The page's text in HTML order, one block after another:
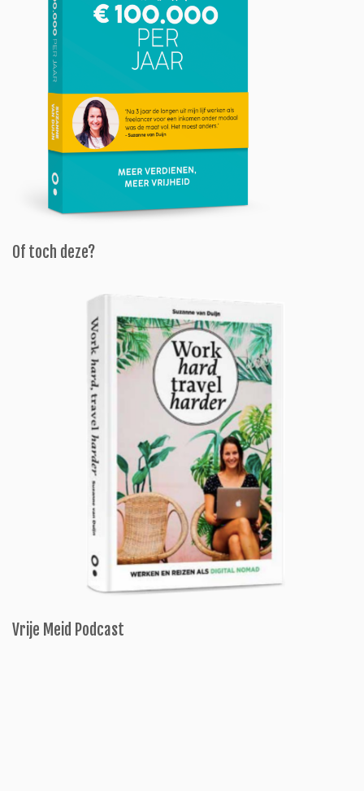
Of toch deze?
Vrije Meid Podcast